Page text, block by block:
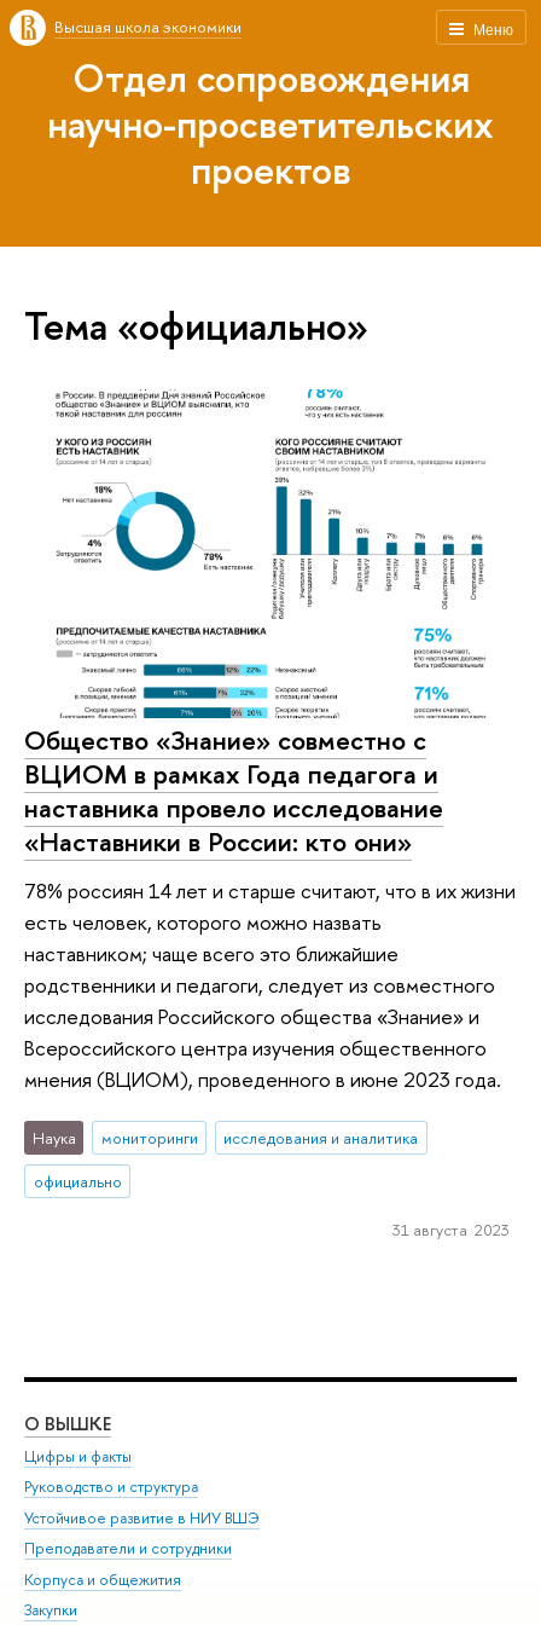
Меню
Высшая школа экономики
Отдел сопровождения
научно-просветительских
проектов
Тема «официально»
Общество «Знание» совместно с
ВЦИОМ в рамках Года педагога и
наставника провело исследование
«Наставники в России: кто они»
78% россиян 14 лет и старше считают, что в их жизни
есть человек, которого можно назвать
наставником; чаще всего это ближайшие
родственники и педагоги, следует из совместного
исследования Российского общества «Знание» и
Всероссийского центра изучения общественного
мнения (ВЦИОМ), проведенного в июне 2023 года.
Наука мониторинги
исследования и аналитика
официально
31 августа 2023
О ВЫШКЕ
Цифры и факты
Руководство и структура
Устойчивое развитие в НИУ ВШЭ
Преподаватели и сотрудники
Корпуса и общежития
Закупки